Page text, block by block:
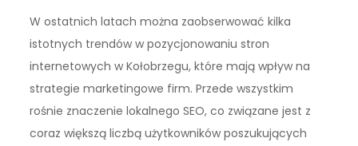
W ostatnich latach można zaobserwować kilka
istotnych trendów w pozycjonowaniu stron
internetowych w Kołobrzegu, które mają wpływ na
strategie marketingowe firm. Przede wszystkim
rośnie znaczenie lokalnego SEO, co związane jest z
coraz większą liczbą użytkowników poszukujących